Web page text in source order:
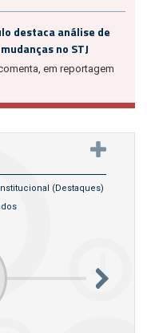
destaca análise de
no STJ
em reportagem
(destaques)